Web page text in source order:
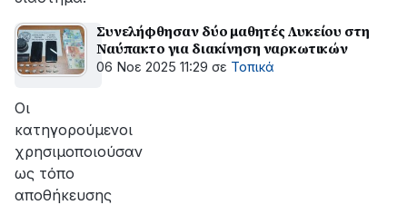
Συνελήφθησαν δύο μαθητές Λυκείου στη
Ναύπακτο για διακίνηση ναρκωτικών
06 Νοε 2025 11:29 σε Τοπικά
Οι
κατηγορούμενοι
χρησιμοποιούσαν
ως τόπο
αποθήκευσης